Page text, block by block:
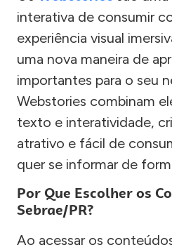
interativa de consumir
experiência visual
uma nova maneira de
importantes para o seu
Webstories combinam
texto e interatividade,
atrativo e fácil de
quer se informar de
Por Que Escolher os
Sebrae/PR?
Ao acessar os